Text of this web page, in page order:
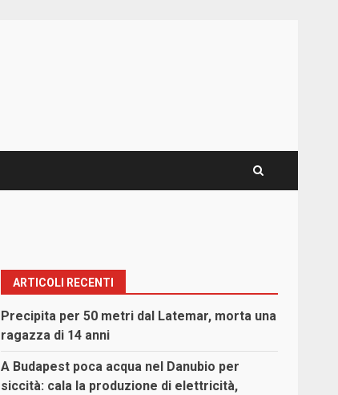
ARTICOLI RECENTI
Precipita per 50 metri dal Latemar, morta una
ragazza di 14 anni
A Budapest poca acqua nel Danubio per
siccità: cala la produzione di elettricità,